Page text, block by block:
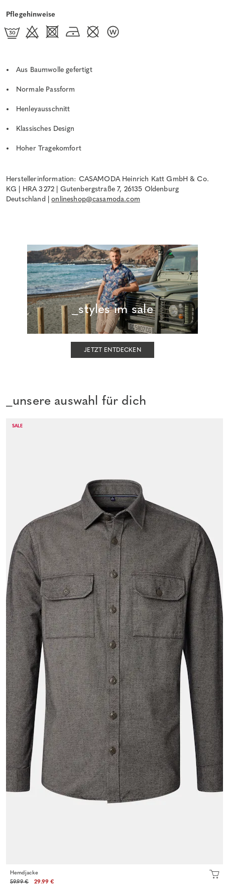
Pflegehinweise
Aus Baumwolle gefertigt
Normale Passform
Henleyausschnitt
Klassisches Design
Hoher Tragekomfort
Herstellerinformation: CASAMODA Heinrich Katt GmbH & Co.
KG | HRA 3272 | Gutenbergstraße 7, 26135 Oldenburg
Deutschland |onlineshop@casamoda.com
_styles im sale
JETZT ENTDECKEN
_unsere auswahl für dich
SALE
Hemdjacke
59.99 €
29.99 €